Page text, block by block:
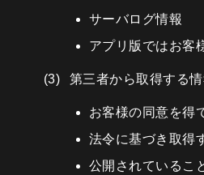
サーバログ情報
アプリ版ではお客
第三者から取得する情
お客様の同意を得
法令に基づき取得
公開されているこ